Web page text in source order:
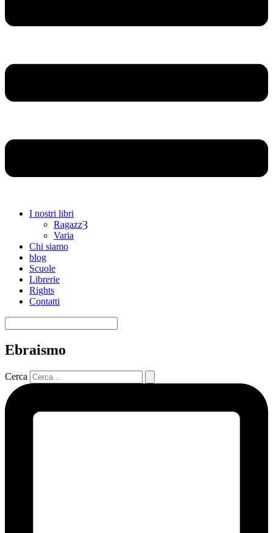
I nostri libri
RagazzȜ
Varia
Chi siamo
blog
Scuole
Librerie
Rights
Contatti
Ebraismo
Cerca